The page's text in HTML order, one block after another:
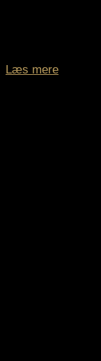
Læs mere